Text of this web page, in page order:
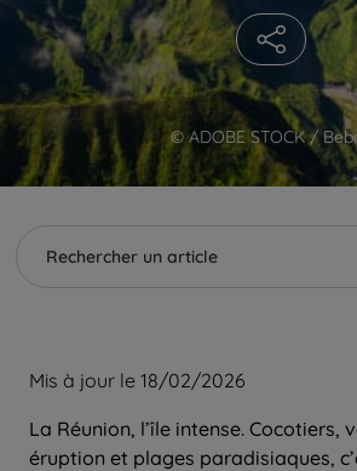
© ADOBE STOCK /
Mis à jour le 18/02/2026
La Réunion, l’île intense. Cocotiers,
éruption et plages paradisiaques,